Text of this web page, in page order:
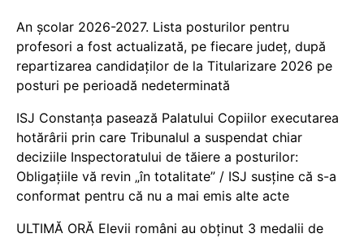
An școlar 2026-2027. Lista posturilor pentru
profesori a fost actualizată, pe fiecare județ, după
repartizarea candidaților de la Titularizare 2026 pe
posturi pe perioadă nedeterminată
ISJ Constanța pasează Palatului Copiilor executarea
hotărârii prin care Tribunalul a suspendat chiar
deciziile Inspectoratului de tăiere a posturilor:
Obligațiile vă revin „în totalitate” / ISJ susține că s-a
conformat pentru că nu a mai emis alte acte
ULTIMĂ ORĂ Elevii români au obținut 3 medalii de